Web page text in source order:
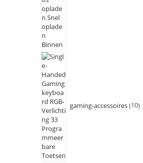
gaming-accessoires 10